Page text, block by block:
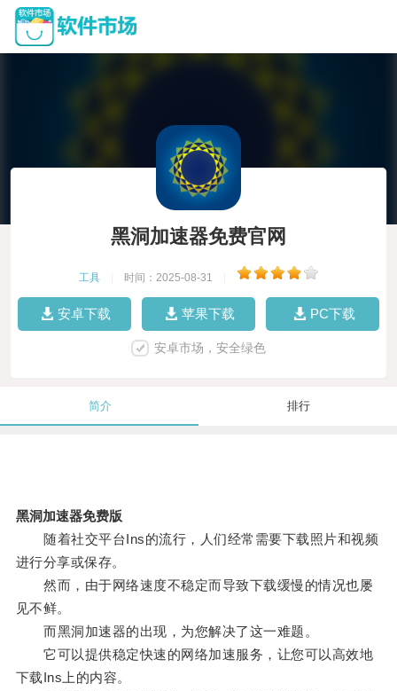
黑洞加速器免费官网
工具 时间：2025-08-31
安卓下载 苹果下载 PC下载
安卓市场，安全绿色
简介 排行
黑洞加速器免费版
随着社交平台Ins的流行，人们经常需要下载照片和视频
进行分享或保存。
然而，由于网络速度不稳定而导致下载缓慢的情况也屡
见不鲜。
而黑洞加速器的出现，为您解决了这一难题。
它可以提供稳定快速的网络加速服务，让您可以高效地
下载Ins上的内容。